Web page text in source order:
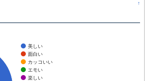
↑
美しい
面白い
カッコいい
エモい
楽しい